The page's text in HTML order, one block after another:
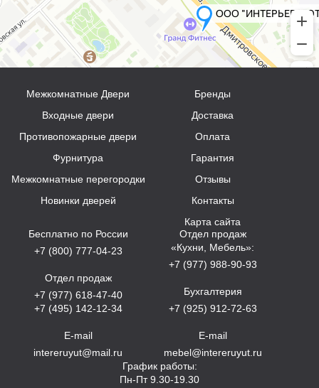
Межкомнатные Двери
Входные двери
Противопожарные двери
Фурнитура
Межкомнатные перегородки
Новинки дверей
Бренды
Доставка
Оплата
Гарантия
Отзывы
Контакты
Карта сайта
Бесплатно по России
+7 (800) 777-04-23
Отдел продаж
+7 (977) 618-47-40
+7 (495) 142-12-34
E-mail
intereruyut@mail.ru
Отдел продаж
«Кухни, Мебель»:
+7 (977) 988-90-93
Бухгалтерия
+7 (925) 912-72-63
E-mail
mebel@intereruyut.ru
График работы:
Пн-Пт 9.30-19.30